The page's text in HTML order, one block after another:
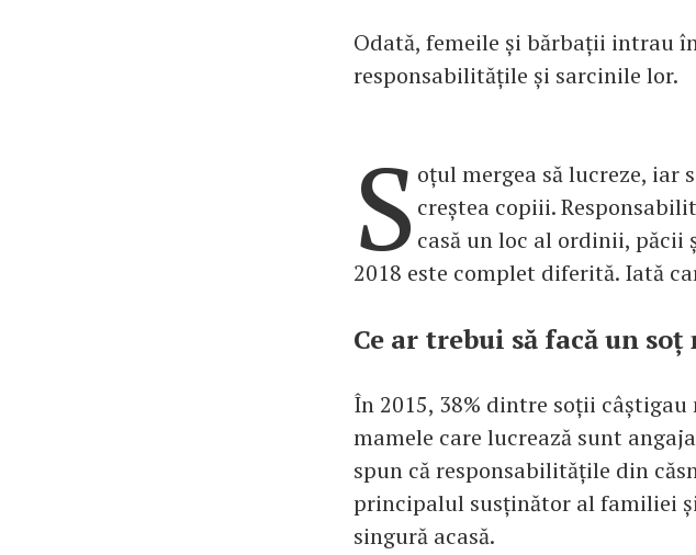
Odată, femeile și bărbații intrau
responsabilitățile și sarcinile lor.
S oțul mergea să lucreze, iar
creștea copiii.
casă un loc al ordinii,
2018 este complet diferită. Iată
Ce ar trebui să facă un soț
În 2015, 38% dintre soții
mamele care lucrează sunt
spun că responsabilitățile din
principalul susținător al familiei
singură acasă.